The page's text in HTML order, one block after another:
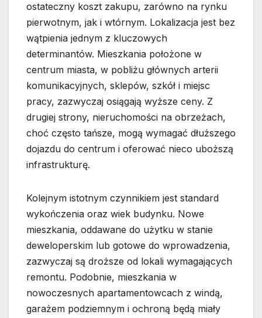
ostateczny koszt zakupu, zarówno na rynku
pierwotnym, jak i wtórnym. Lokalizacja jest bez
wątpienia jednym z kluczowych
determinantów. Mieszkania położone w
centrum miasta, w pobliżu głównych arterii
komunikacyjnych, sklepów, szkół i miejsc
pracy, zazwyczaj osiągają wyższe ceny. Z
drugiej strony, nieruchomości na obrzeżach,
choć często tańsze, mogą wymagać dłuższego
dojazdu do centrum i oferować nieco uboższą
infrastrukturę.
Kolejnym istotnym czynnikiem jest standard
wykończenia oraz wiek budynku. Nowe
mieszkania, oddawane do użytku w stanie
deweloperskim lub gotowe do wprowadzenia,
zazwyczaj są droższe od lokali wymagających
remontu. Podobnie, mieszkania w
nowoczesnych apartamentowcach z windą,
garażem podziemnym i ochroną będą miały